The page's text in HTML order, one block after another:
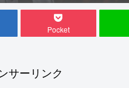
Pocket
サーリンク